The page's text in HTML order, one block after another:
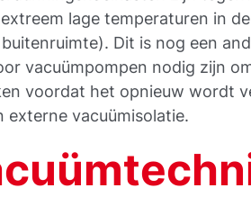
lage temperaturen in
Dit is nog een
vacuümpompen nodig zijn
voordat het opnieuw wordt
vacuümisolatie.